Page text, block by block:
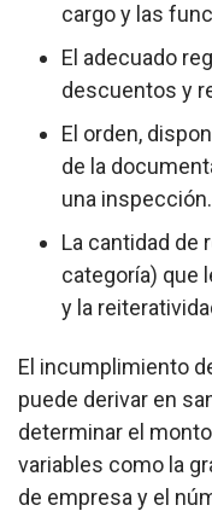
cargo y las
El adecuado
descuentos y
El orden,
de la
una inspección.
La cantidad de
categoría) que
y la
El incumplimiento
puede derivar en
determinar el
variables como la
de empresa y el